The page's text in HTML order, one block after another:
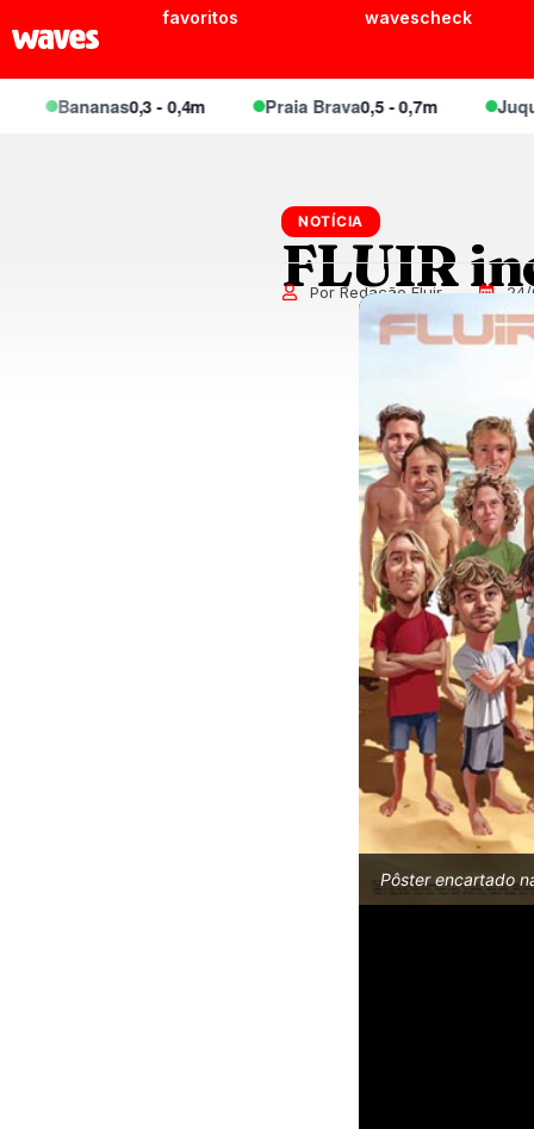
favoritos wavescheck
Bananas0,3 - 0,4m Praia Brava 0,5 - 0,7m Juquei0,4
NOTÍCIA
FLUIR
Por Redação Fluir 24/
Pôster encartado